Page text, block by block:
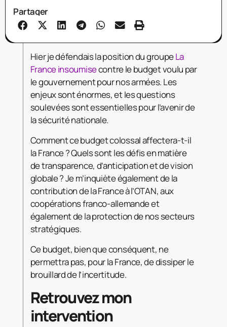
Partager
Hier je défendais la position du groupeLa
France insoumisecontre le budget voulu par
le gouvernement pour nos armées. Les
enjeux sont énormes, et les questions
soulevées sont essentielles pour l’avenir de
la sécurité nationale.
Comment ce budget colossal affectera-t-il
la France ? Quels sont les défis en matière
de transparence, d’anticipation et de vision
globale ? Je m’inquiète également de la
contribution de la France à l’OTAN, aux
coopérationsfranco-allemande et
également de la protection de nos secteurs
stratégiques.
Ce budget, bien que conséquent, ne
permettra pas, pour la France, de dissiper le
brouillard de l’incertitude.
Retrouvez mon
intervention